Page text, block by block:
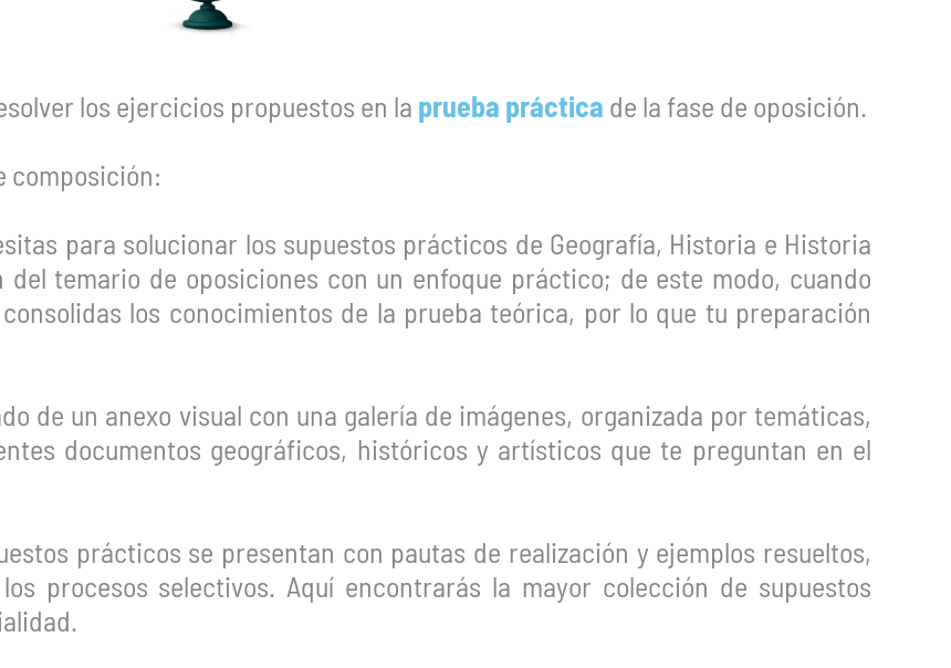
los ejercicios propuestos en la prueba práctica de la fase de oposición.
composición:
para solucionar los supuestos prácticos de Geografía, Historia e Historia
temario de oposiciones con un enfoque práctico; de este modo, cuando
los conocimientos de la prueba teórica, por lo que tu preparación
de un anexo visual con una galería de imágenes, organizada por temáticas,
documentos geográficos, históricos y artísticos que te preguntan en el
prácticos se presentan con pautas de realización y ejemplos resueltos,
procesos selectivos. Aquí encontrarás la mayor colección de supuestos